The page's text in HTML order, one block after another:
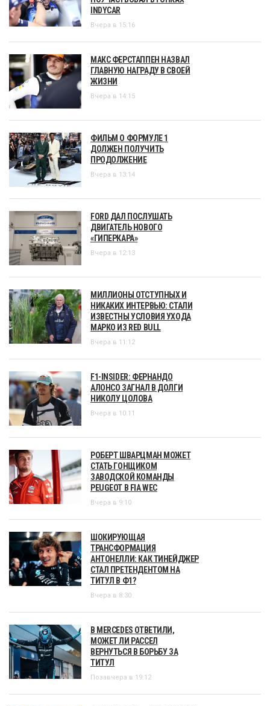
INDYCAR
Вчера в 15:16
МАКС ФЕРСТАППЕН НАЗВАЛ
ГЛАВНУЮ НАГРАДУ В СВОЕЙ
ЖИЗНИ
Вчера в 14:15
ФИЛЬМ О ФОРМУЛЕ 1
ДОЛЖЕН ПОЛУЧИТЬ
ПРОДОЛЖЕНИЕ
Вчера в 13:14
FORD ДАЛ ПОСЛУШАТЬ
ДВИГАТЕЛЬ НОВОГО
«ГИПЕРКАРА»
Вчера в 12:13
МИЛЛИОНЫ ОТСТУПНЫХ И
НИКАКИХ ИНТЕРВЬЮ: СТАЛИ
ИЗВЕСТНЫ УСЛОВИЯ УХОДА
МАРКО ИЗ RED BULL
Вчера в 11:12
F1-INSIDER: ФЕРНАНДО
АЛОНСО ЗАГНАЛ В ДОЛГИ
НИКОЛУ ЦОЛОВА
Вчера в 10:11
РОБЕРТ ШВАРЦМАН МОЖЕТ
СТАТЬ ГОНЩИКОМ
ЗАВОДСКОЙ КОМАНДЫ
PEUGEOT В FIA WEC
Вчера в 9:10
ШОКИРУЮЩАЯ
ТРАНСФОРМАЦИЯ
АНТОНЕЛЛИ: КАК ТИНЕЙДЖЕР
СТАЛ ПРЕТЕНДЕНТОМ НА
ТИТУЛ В Ф1?
Вчера в 8:30
В MERCEDES ОТВЕТИЛИ,
МОЖЕТ ЛИ РАССЕЛ
ВЕРНУТЬСЯ В БОРЬБУ ЗА
ТИТУЛ
Позавчера в 19:12